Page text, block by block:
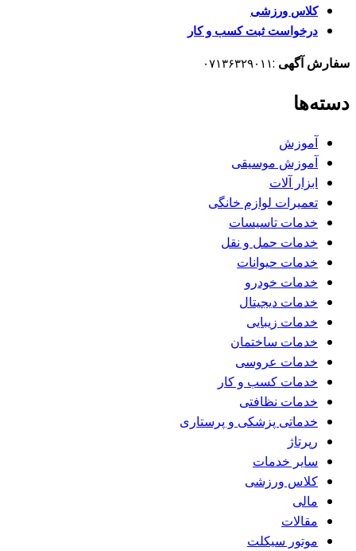
کلاس ورزشی
درخواست ثبت کسب و کار
سفارش آگهی :۰۷۱۳۶۳۲۹۰۱۱
دسته‌ها
آموزش
آموزش موسیقی
ابزار آلات
تعمیرات لوازم خانگی
خدمات تاسیسات
خدمات حمل و نقل
خدمات حیوانات
خدمات خودرو
خدمات دیجیتال
خدمات زیبایی
خدمات ساختمان
خدمات عروسی
خدمات کسب و کار
خدمات نظافتی
خدماتی پزشکی و پرستاری
رپرتاژ
سایر خدمات
کلاس ورزشی
مالی
مقالات
موتور سیکلت